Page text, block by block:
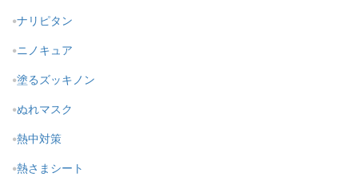
ナリピタン
ニノキュア
塗るズッキノン
ぬれマスク
熱中対策
熱さまシート